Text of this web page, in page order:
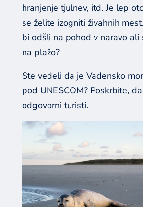
hranjenje tjulnev, itd. Je lep
se želite izogniti živahnih
bi odšli na pohod v naravo ali
na plažo?
Ste vedeli da je Vadensko
pod UNESCOM? Poskrbite,
odgovorni turisti.